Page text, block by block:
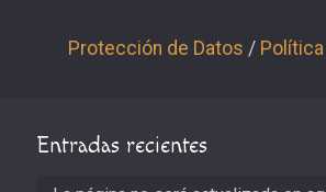
Protección de Datos /
Entradas recientes